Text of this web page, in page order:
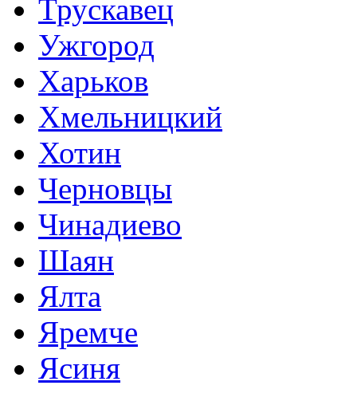
Трускавец
Ужгород
Харьков
Хмельницкий
Хотин
Черновцы
Чинадиево
Шаян
Ялта
Яремче
Ясиня